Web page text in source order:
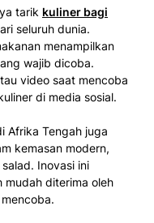
tarik kuliner bagi
seluruh dunia.
menampilkan
wajib dicoba.
video saat mencoba
di media sosial.
Afrika Tengah juga
kemasan modern,
Inovasi ini
mudah diterima oleh